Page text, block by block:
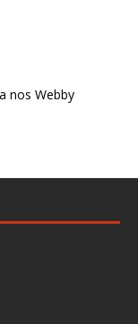
nos Webby